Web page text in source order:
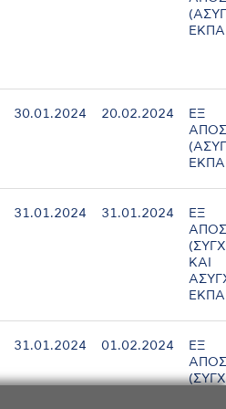
30.01.2024 20.02.2024
ΕΞ
31.01.2024 31.01.2024
ΕΞ
ΚΑΙ
31.01.2024 01.02.2024
ΕΞ